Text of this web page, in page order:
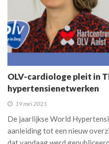
OLV-cardiologe pleit in
hypertensienetwerken
19 mei 2021
De jaarlijkse World
aanleiding tot een nieuw